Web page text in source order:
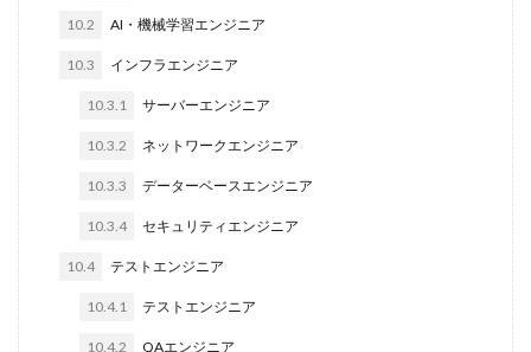
10.2 AI・機械学習エンジニア
10.3 インフラエンジニア
10.3.1 サーバーエンジニア
10.3.2 ネットワークエンジニア
10.3.3 データーベースエンジニア
10.3.4 セキュリティエンジニア
10.4 テストエンジニア
10.4.1 テストエンジニア
10.4.2 QAエンジニア